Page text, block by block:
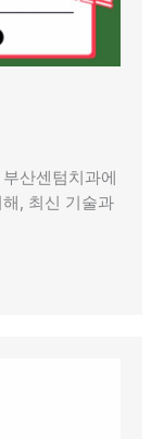
산센텀치과에
, 최신 기술과